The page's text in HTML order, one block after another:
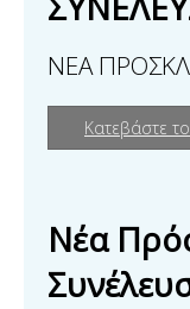
ΝΕΑ
Κατεβάστε
Νέα